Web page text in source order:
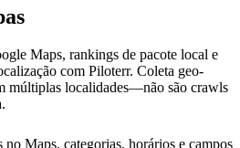
Maps, rankings de pacote local e
com Piloterr. Coleta geo-
múltiplas localidades—não são crawls
Maps, categorias, horários e campos